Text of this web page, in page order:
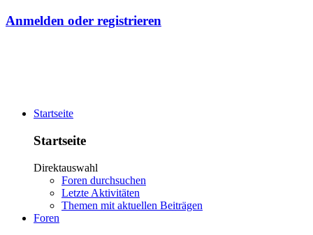
Anmelden oder registrieren
Startseite
Startseite
Direktauswahl
Foren durchsuchen
Letzte Aktivitäten
Themen mit aktuellen Beiträgen
Foren